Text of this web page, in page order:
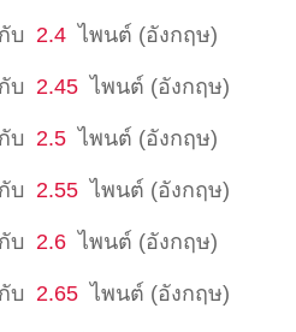
บ 2.4 ไพนต์ (อังกฤษ)
บ 2.45 ไพนต์ (อังกฤษ)
บ 2.5 ไพนต์ (อังกฤษ)
บ 2.55 ไพนต์ (อังกฤษ)
บ 2.6 ไพนต์ (อังกฤษ)
บ 2.65 ไพนต์ (อังกฤษ)